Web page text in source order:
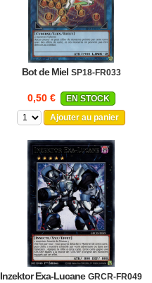
Bot de Miel SP18-FR033
0,50 €
EN STOCK
Ajouter au panier
Inzektor Exa-Lucane GRCR-FR049